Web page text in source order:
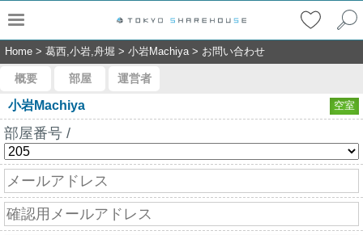
Home > 葛西,小岩,舟堀 > 小岩Machiya> お問い合わせ
概要 部屋 運営者
小岩Machiya 空室
部屋番号 /